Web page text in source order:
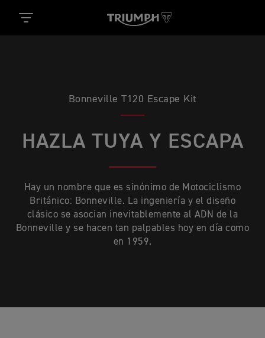
Bonneville T120 Escape Kit
HAZLA TUYA Y ESCAPA
Hay un nombre que es sinónimo de Motociclismo
Británico: Bonneville. La ingeniería y el diseño
clásico se asocian inevitablemente al ADN de la
Bonneville y se hacen tan palpables hoy en día como
en 1959.